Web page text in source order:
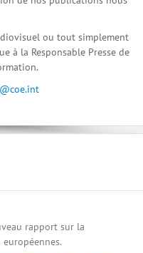
ou tout simplement
à la Responsable Presse de
rapport sur la